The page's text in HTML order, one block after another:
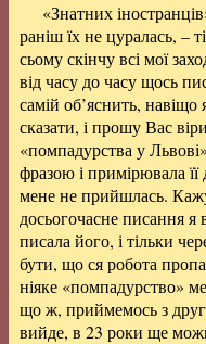
«Знатних
раніш їх не цуралась, –
сьому скінчу всі мої
від часу до часу щось
самій об’яснить,
сказати, і прошу Вас
«помпадурства у
фразою і примірювала її
мене не прийшлась.
досьогочасне писання я
писала його, і тільки
бути, що ся робота
ніяке «помпадурство»
що ж, приймемось з
вийде, в 23 роки ще